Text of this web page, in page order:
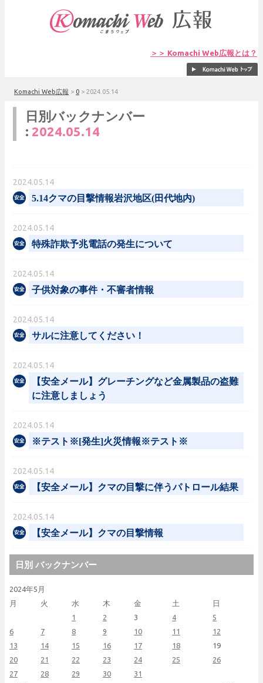
＞＞ Komachi Web広報とは？
Komachi Web広報 > 0 > 2024.05.14
日別バックナンバー
: 2024.05.14
2024.05.14
5.14クマの目撃情報岩沢地区(田代地内)
2024.05.14
特殊詐欺予兆電話の発生について
2024.05.14
子供対象の事件・不審者情報
2024.05.14
サルに注意してください！
2024.05.14
【安全メール】グレーチングなど金属製品の盗難
に注意しましょう
2024.05.14
※テスト※[発生]火災情報※テスト※
2024.05.14
【安全メール】クマの目撃に伴うパトロール結果
2024.05.14
【安全メール】クマの目撃情報
日別 バックナンバー
2024年5月
月
火 水 木 金 土 日
1 2 3 4
5
6
7 8 9 10 11
12
13
14 15 16 17 18
19
20
21 22 23 24 25
26
27
28 29 30 31